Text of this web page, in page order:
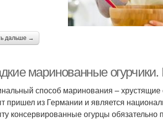
дальше →
маринованные огурчики.
способ маринования –
пришел из Германии и является
консервированные огурцы обязательно